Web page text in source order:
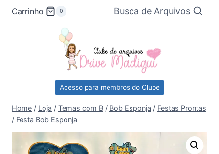
Pular
Carrinho 0 Busca de Arquivos
Acesso para membros do Clube
Home / Loja / Temas com B / Bob Esponja / Festas Prontas
/ Festa Bob Esponja